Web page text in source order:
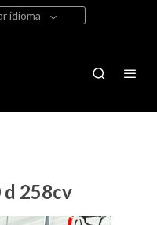
idioma
d 258cv